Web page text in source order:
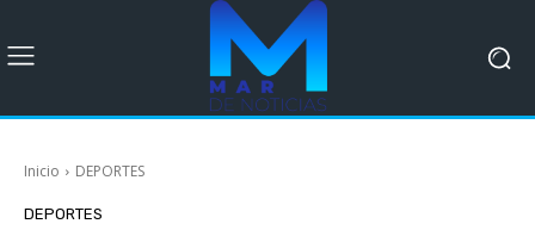
Inicio DEPORTES
DEPORTES